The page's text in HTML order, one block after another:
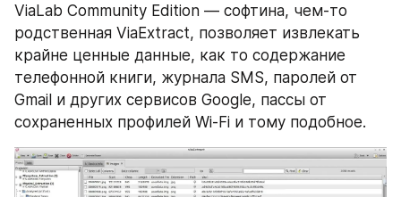
ViaLab Community Edition — софтина, чем-то
родственная ViaExtract, позволяет извлекать
крайне ценные данные, как то содержание
телефонной книги, журнала SMS, паролей от
Gmail и других сервисов Google, пассы от
сохраненных профилей Wi-Fi и тому подобное.